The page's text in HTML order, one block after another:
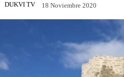
DUKVI TV 18 Noviembre 2020